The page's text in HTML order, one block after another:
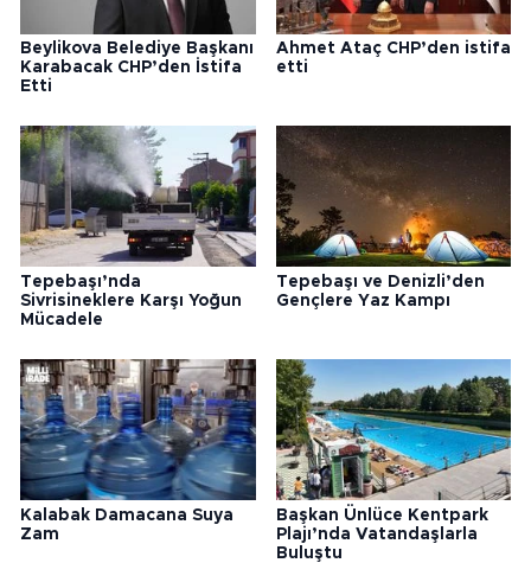
Beylikova Belediye Başkanı
Karabacak CHP’den İstifa
Etti
Ahmet Ataç CHP’den istifa
etti
Tepebaşı’nda
Sivrisineklere Karşı Yoğun
Mücadele
Tepebaşı ve Denizli’den
Gençlere Yaz Kampı
Kalabak Damacana Suya
Zam
Başkan Ünlüce Kentpark
Plajı’nda Vatandaşlarla
Buluştu